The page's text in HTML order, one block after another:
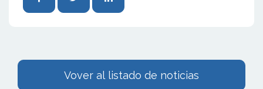
Vover al listado de noticias